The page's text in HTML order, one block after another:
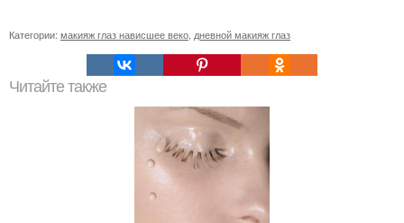
Категории: макияж глаз нависшее веко дневной макияж глаз
Читайте также